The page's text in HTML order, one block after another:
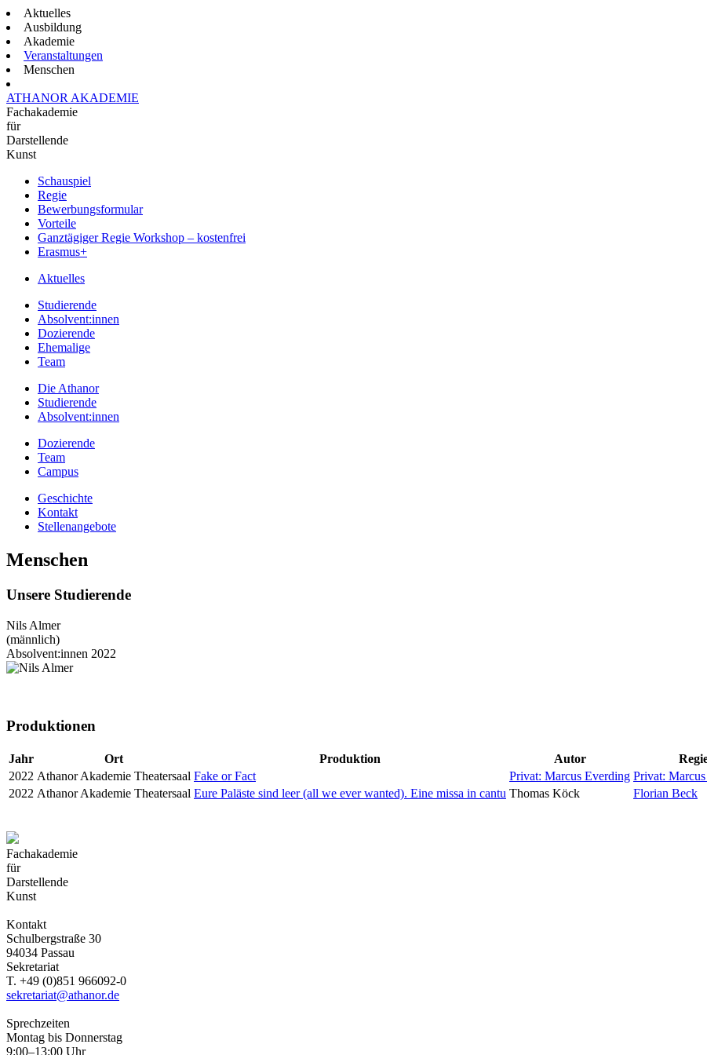
Aktuelles
Ausbildung
Akademie
Veranstaltungen
Menschen
ATHANOR AKADEMIE
Fachakademie
für
Darstellende
Kunst
Schauspiel
Regie
Bewerbungsformular
Vorteile
Ganztägiger Regie Workshop – kostenfrei
Erasmus+
Aktuelles
Studierende
Absolvent:innen
Dozierende
Ehemalige
Team
Die Athanor
Studierende
Absolvent:innen
Dozierende
Team
Campus
Geschichte
Kontakt
Stellenangebote
Menschen
Unsere Studierende
Nils Almer
(männlich)
Absolvent:innen 2022
Produktionen
Jahr Ort Produktion Autor
2022 Athanor Akademie Theatersaal Fake or Fact Privat: Marcus Everding Privat:
2022 Athanor Akademie Theatersaal Eure Paläste sind leer (all we ever wanted). Eine missa in cantu Thomas Köck Florian Beck
Fachakademie
für
Darstellende
Kunst
Kontakt
Schulbergstraße 30
94034 Passau
Sekretariat
T. +49 (0)851 966092-0
sekretariat@athanor.de
Sprechzeiten
Montag bis Donnerstag
9:00–13:00 Uhr